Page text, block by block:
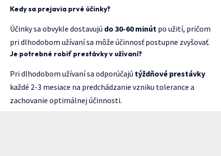
Kedy sa prejavia prvé účinky?
Účinky sa obvykle dostavujú do 30-60 minút po užití, pričom
pri dlhodobom užívaní sa môže účinnosť postupne zvyšovať.
Je potrebné robiť prestávky v užívaní?
Pri dlhodobom užívaní sa odporúčajú týždňové prestávky
každé 2-3 mesiace na predchádzanie vzniku tolerance a
zachovanie optimálnej účinnosti.